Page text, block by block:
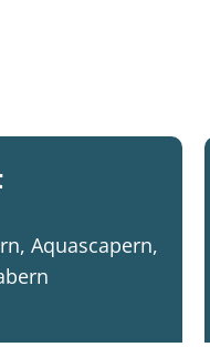
Aquascapern,